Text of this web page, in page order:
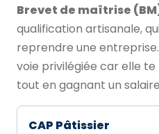
Brevet de maîtrise
qualification artisanale,
reprendre une
voie privilégiée car elle
tout en gagnant un
CAP Pâtissier